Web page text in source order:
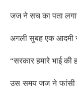
जज ने सच का पता
अगली सुबह एक आदमी
“सरकार हमारे भाई की
उस समय जज ने फांसी